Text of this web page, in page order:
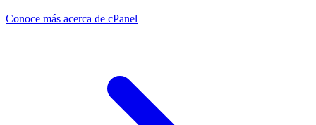
Conoce más acerca de cPanel